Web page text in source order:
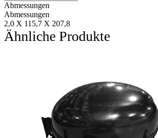
Abmessungen
Abmessungen
2,0 X 115,7 X 207,8
Ähnliche Produkte